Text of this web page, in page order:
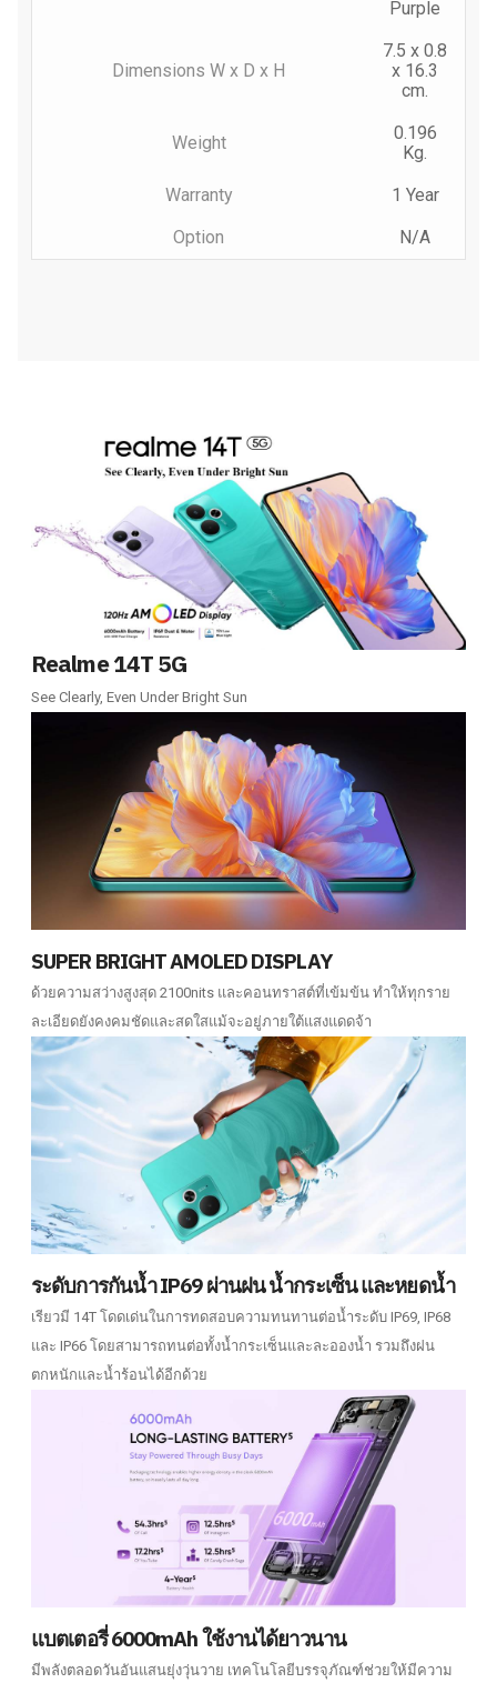
Purple
Dimensions W x D x H
7.5 x 0.8
x 16.3
cm.
Weight
0.196
Kg.
Warranty
1 Year
Option
N/A
Realme 14T 5G
See Clearly, Even Under Bright Sun
SUPER BRIGHT AMOLED DISPLAY
ด้วยความสว่างสูงสุด 2100nits และคอนทราสต์ที่เข้มข้น ทำให้ทุกราย
ละเอียดยังคงคมชัดและสดใสแม้จะอยู่ภายใต้แสงแดดจ้า
ระดับการกันน้ำ IP69 ผ่านฝน น้ำกระเซ็น และหยดน้ำ
เรียวมี 14T โดดเด่นในการทดสอบความทนทานต่อน้ำระดับ IP69, IP68
และ IP66 โดยสามารถทนต่อทั้งน้ำกระเซ็นและละอองน้ำ รวมถึงฝน
ตกหนักและน้ำร้อนได้อีกด้วย
แบตเตอรี่ 6000mAh ใช้งานได้ยาวนาน
มีพลังตลอดวันอันแสนยุ่งวุ่นวาย เทคโนโลยีบรรจุภัณฑ์ช่วยให้มีความ